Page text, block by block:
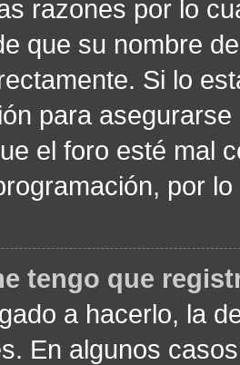
razones por lo
que su nombre
Si lo
para
el foro esté mal
por
tengo que
a hacerlo, la
En algunos